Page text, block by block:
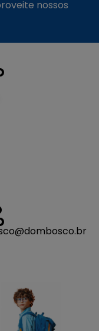
nossos